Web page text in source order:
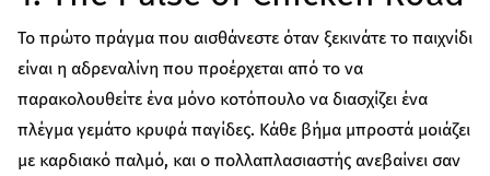
კრეატიულობა შენს თემში
გაეცი მეტი
თქვენი მხარდაჭერით შევძლებთ მეტი
ცვლილებისა და მეტი განვითარების
უზრუნველყოფას
Το πρώτο πράγμα που αισθάνεστε όταν ξεκινάτε το παιχνίδι
είναι η αδρεναλίνη που προέρχεται από το να
παρακολουθείτε ένα μόνο κοτόπουλο να διασχίζει ένα
πλέγμα γεμάτο κρυφά παγίδες. Κάθε βήμα μπροστά μοιάζει
με καρδιακό παλμό, και ο πολλαπλασιαστής ανεβαίνει σαν